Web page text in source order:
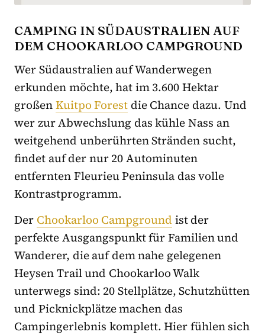
CAMPING IN SÜDAUSTRALIEN AUF
DEM CHOOKARLOO CAMPGROUND
Wer Südaustralien auf Wanderwegen
erkunden möchte, hat im 3.600 Hektar
großenKuitpo Forest die Chance dazu. Und
wer zur Abwechslung das kühle Nass an
weitgehend unberührten Stränden sucht,
findet auf der nur 20 Autominuten
entfernten Fleurieu Peninsula das volle
Kontrastprogramm.
Der Chookarloo Campground ist der
perfekte Ausgangspunkt für Familien und
Wanderer, die auf dem nahe gelegenen
Heysen Trail und Chookarloo Walk
unterwegs sind: 20 Stellplätze, Schutzhütten
und Picknickplätze machen das
Campingerlebnis komplett. Hier fühlen sich